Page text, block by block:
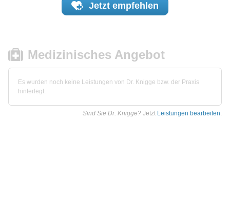
Jetzt empfehlen
Medizinisches Angebot
Es wurden noch keine Leistungen von Dr. Knigge bzw. der Praxis
hinterlegt.
Sind Sie Dr. Knigge? Jetzt Leistungen bearbeiten.